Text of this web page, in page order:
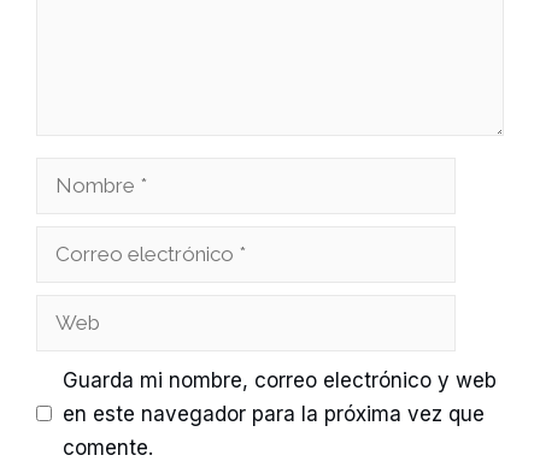
Nombre
Correo
Web
Guarda mi nombre, correo electrónico y web
en este navegador para la próxima vez que
comente.